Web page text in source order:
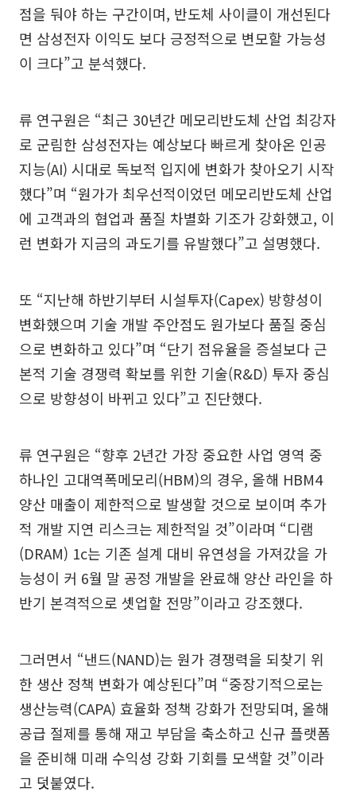
점을 둬야 하는 구간이며, 반도체 사이클이 개선된다
면 삼성전자 이익도 보다 긍정적으로 변모할 가능성
이 크다”고 분석했다.
류 연구원은 “최근 30년간 메모리반도체 산업 최강자
로 군림한 삼성전자는 예상보다 빠르게 찾아온 인공
지능(AI) 시대로 독보적 입지에 변화가 찾아오기 시작
했다”며 “원가가 최우선적이었던 메모리반도체 산업
에 고객과의 협업과 품질 차별화 기조가 강화했고, 이
런 변화가 지금의 과도기를 유발했다”고 설명했다.
또 “지난해 하반기부터 시설투자(Capex) 방향성이
변화했으며 기술 개발 주안점도 원가보다 품질 중심
으로 변화하고 있다”며 “단기 점유율을 증설보다 근
본적 기술 경쟁력 확보를 위한 기술(R&D) 투자 중심
으로 방향성이 바뀌고 있다”고 진단했다.
류 연구원은 “향후 2년간 가장 중요한 사업 영역 중
하나인 고대역폭메모리(HBM)의 경우, 올해 HBM4
양산 매출이 제한적으로 발생할 것으로 보이며 추가
적 개발 지연 리스크는 제한적일 것”이라며 “디램
(DRAM) 1c는 기존 설계 대비 유연성을 가져갔을 가
능성이 커 6월 말 공정 개발을 완료해 양산 라인을 하
반기 본격적으로 셋업할 전망”이라고 강조했다.
그러면서 “낸드(NAND)는 원가 경쟁력을 되찾기 위
한 생산 정책 변화가 예상된다”며 “중장기적으로는
생산능력(CAPA) 효율화 정책 강화가 전망되며, 올해
공급 절제를 통해 재고 부담을 축소하고 신규 플랫폼
을 준비해 미래 수익성 강화 기회를 모색할 것”이라
고 덧붙였다.